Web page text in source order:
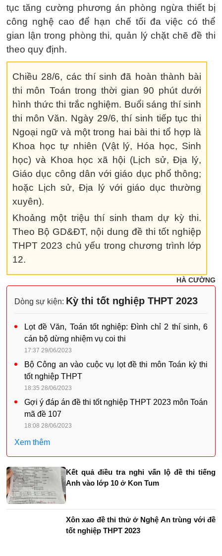
tục tăng cường phương án phòng ngừa thiết bị
công nghệ cao để hạn chế tối đa việc có thể
gian lận trong phòng thi, quản lý chặt chẽ đề thi
theo quy định.
Chiều 28/6, các thí sinh đã hoàn thành bài
thi môn Toán trong thời gian 90 phút dưới
hình thức thi trắc nghiệm. Buổi sáng thí sinh
thi môn Văn. Ngày 29/6, thí sinh tiếp tục thi
Ngoại ngữ và một trong hai bài thi tổ hợp là
Khoa học tự nhiên (Vật lý, Hóa học, Sinh
học) và Khoa học xã hội (Lịch sử, Địa lý,
Giáo dục công dân với giáo dục phổ thông;
hoặc Lịch sử, Địa lý với giáo dục thường
xuyên).
Khoảng một triệu thí sinh tham dự kỳ thi.
Theo Bộ GD&ĐT, nội dung đề thi tốt nghiệp
THPT 2023 chủ yếu trong chương trình lớp
12.
HÀ CƯỜNG
Dòng sự kiện: Kỳ thi tốt nghiệp THPT 2023
Lọt đề Văn, Toán tốt nghiệp: Đình chỉ 2 thí sinh, 6
cán bộ dừng nhiệm vụ coi thi
17:37 29/06/2023
Bộ Công an vào cuộc vụ lọt đề thi môn Toán kỳ thi
tốt nghiệp THPT
18:35 28/06/2023
Gợi ý đáp án đề thi tốt nghiệp THPT 2023 môn Toán
mã đề 107
18:08 28/06/2023
Xem thêm
Kết quả điều tra nghi vấn lộ đề thi tiếng
Anh vào lớp 10 ở Kon Tum
Xôn xao đề thi thử ở Nghệ An trùng với đề
tốt nghiệp THPT 2023